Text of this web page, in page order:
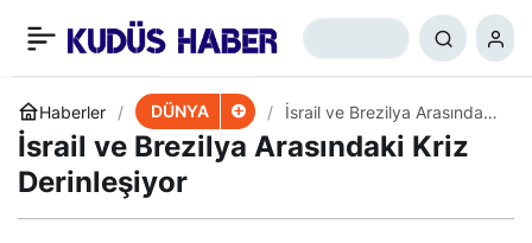
Haberler DÜNYA
​​​​​​​İsrail ve Brezilya Arasındaki
Kriz Derinleşiyor
​​​​​​​İsrail ve Brezilya Arasındaki Kriz
Derinleşiyor
Mısır’da Devrimci
Müslümanlar Meydanları
Boş bırakmıyor
+ 0 Paylaş